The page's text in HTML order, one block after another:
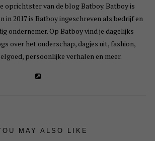
oprichtster van de blog Batboy. Batboy is
in 2017 is Batboy ingeschreven als bedrijf en
ondernemer. Op Batboy vind je dagelijks
over het ouderschap, dagjes uit, fashion,
persoonlijke verhalen en meer.
MAY ALSO LIKE